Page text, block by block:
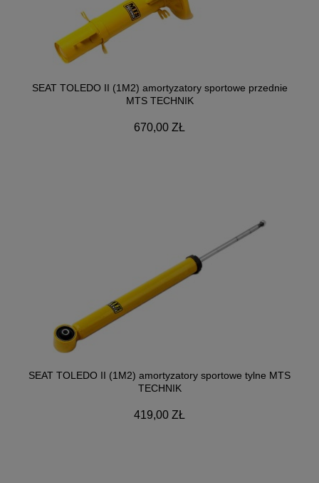
SEAT TOLEDO II (1M2) amortyzatory sportowe przednie
MTS TECHNIK
670,00 ZŁ
SEAT TOLEDO II (1M2) amortyzatory sportowe tylne MTS
TECHNIK
419,00 ZŁ